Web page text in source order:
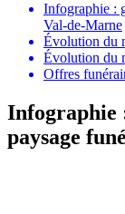
Infographie :
Val-de-Marne
Évolution du
Évolution du
Offres
Infographie
paysage